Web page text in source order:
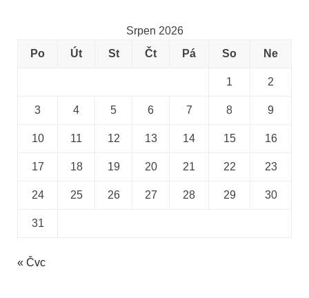
Srpen 2026
Po
Út St Čt Pá So Ne
1 2
3 4 5 6 7 8 9
10 11 12 13 14 15 16
17 18 19 20 21 22 23
24 25 26 27 28 29 30
31
« Čvc